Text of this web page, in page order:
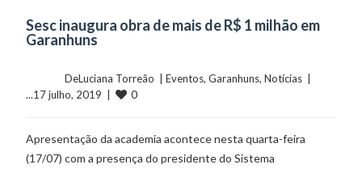
Sesc inaugura obra de mais de R$ 1 milhão em
Garanhuns
	    	DeLuciana Torreão  |
Eventos, Garanhuns, Notícias
...17 julho, 2019  |
0
Apresentação da academia acontece nesta quarta-feira
(17/07) com a presença do presidente do Sistema